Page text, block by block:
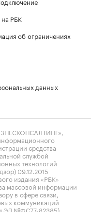
РБК
об ограничениях
данных
средства
службой
технологий
09.12.2015
издания «РБК»
массовой информации
в сфере связи,
коммуникаций
ЭЛ №ФС77-82385)